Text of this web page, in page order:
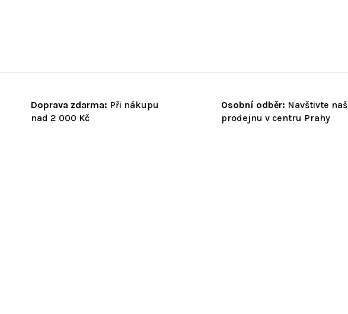
Doprava zdarma: Při nákupu
nad 2 000 Kč
Osobní odběr: Navštivte
prodejnu v centru Prahy